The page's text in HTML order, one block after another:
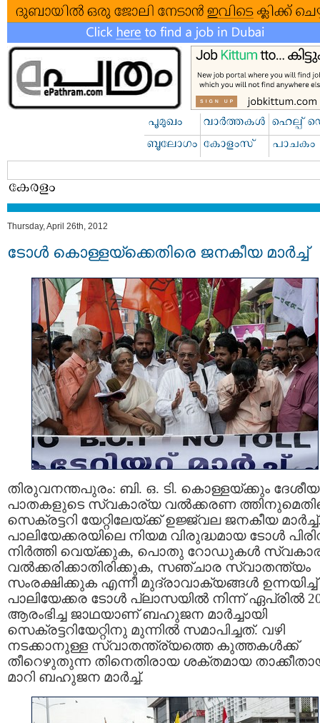
Thursday, April 26th, 2012
ടോള്‍ കൊള്ളയ്ക്കെതിരെ ജനകീയ മാര്‍ച്ച്
തിരുവനന്തപുരം: ബി. ഒ. ടി. കൊള്ളയ്ക്കും ദേശീയ
പാതകളുടെ സ്വകാര്യ വല്‍ക്കരണ
സെക്രട്ടറി യേറ്റിലേയ്ക്ക് ഉജ്ജ്വല ജനകീയ
പാലിയേക്കരയിലെ നിയമ വിരുദ്ധമായ ടോള്‍
നിര്‍ത്തി വെയ്ക്കുക, പൊതു റോഡുകള്‍
വല്‍ക്കരിക്കാതിരിക്കുക, സഞ്ചാര സ്വാതന്ത്യം
സംരക്ഷിക്കുക എന്നീ മുദ്രാവാക്യങ്ങള്‍ ഉന്നയിച്ച്
പാലിയേക്കര ടോള്‍ പ്ലാസയില്‍ നിന്ന് ഏപ്രില്‍
ആരംഭിച്ച ജാഥയാണ് ബഹുജന മാര്‍ച്ചായി
സെക്രട്ടറിയേറ്റിനു മുന്നില്‍ സമാപിച്ചത്. വഴി
നടക്കാനുള്ള സ്വാതന്ത്ര്യത്തെ കുത്തകള്‍ക്ക്
തീറെഴുതുന്ന തിനെതിരായ ശക്തമായ
മാറി ബഹുജന മാര്‍ച്ച്.